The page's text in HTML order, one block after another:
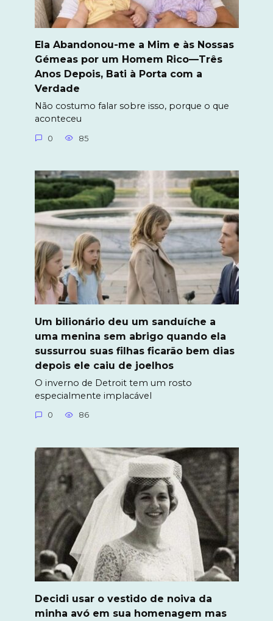
Ela Abandonou-me a Mim e às Nossas
Gémeas por um Homem Rico—Três
Anos Depois, Bati à Porta com a
Verdade
Não costumo falar sobre isso, porque o que
aconteceu
0 85
Um bilionário deu um sanduíche a
uma menina sem abrigo quando ela
sussurrou suas filhas ficarão bem dias
depois ele caiu de joelhos
O inverno de Detroit tem um rosto
especialmente implacável
0 86
Decidi usar o vestido de noiva da
minha avó em sua homenagem mas